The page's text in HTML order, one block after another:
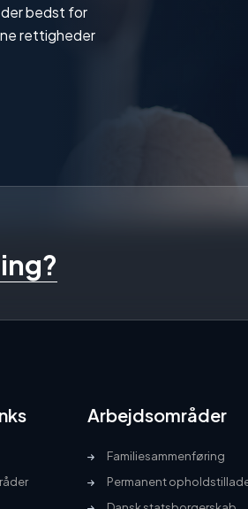
der bedst for
rettigheder
Arbejdsområder
Familiesammenføring
Permanent